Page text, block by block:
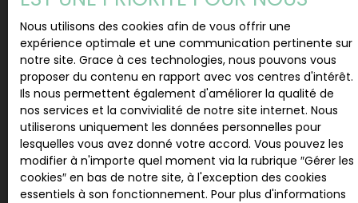
Pièces min
J'accepte le traitement de mes données
personnelles conformément au RGPD. Si vous ne
souhaitez pas faire l'objet de prospection
commerciale par voie téléphonique, vous pouvez
vous inscrire gratuitement sur la liste d'opposition
au démarchage téléphonique, prévu par l'article
L223-1 du code de la consommation, sur le site
Nous utilisons des cookies afin de vous offrir une
expérience optimale et une communication pertinente sur
notre site. Grace à ces technologies, nous pouvons vous
proposer du contenu en rapport avec vos centres d'intérêt.
Ils nous permettent également d'améliorer la qualité de
nos services et la convivialité de notre site internet. Nous
utiliserons uniquement les données personnelles pour
lesquelles vous avez donné votre accord. Vous pouvez les
modifier à n'importe quel moment via la rubrique ″Gérer les
cookies″ en bas de notre site, à l'exception des cookies
essentiels à son fonctionnement. Pour plus d'informations